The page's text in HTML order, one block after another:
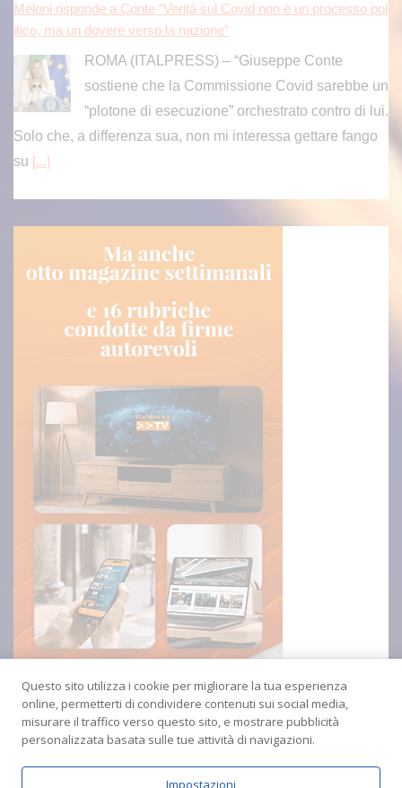
Meloni risponde a Conte “Verità sul Covid non è un processo pol
itico, ma un dovere verso la nazione”
ROMA (ITALPRESS) – “Giuseppe Conte
sostiene che la Commissione Covid sarebbe un
“plotone di esecuzione” orchestrato contro di lui.
Solo che, a differenza sua, non mi interessa gettare fango
su [...]
Questo sito utilizza i cookie per migliorare la tua esperienza
online, permetterti di condividere contenuti sui social media,
misurare il traffico verso questo sito, e mostrare pubblicità
personalizzata basata sulle tue attività di navigazioni.
Impostazioni